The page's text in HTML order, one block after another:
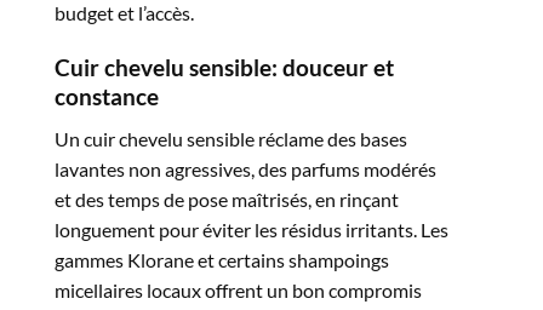
budget et l’accès.​
Cuir chevelu sensible: douceur et
constance
Un cuir chevelu sensible réclame des bases
lavantes non agressives, des parfums modérés
et des temps de pose maîtrisés, en rinçant
longuement pour éviter les résidus irritants. Les
gammes Klorane et certains shampoings
micellaires locaux offrent un bon compromis